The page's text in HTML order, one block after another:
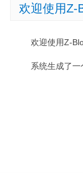
欢迎使用Z-
欢迎使用Z-
系统生成了